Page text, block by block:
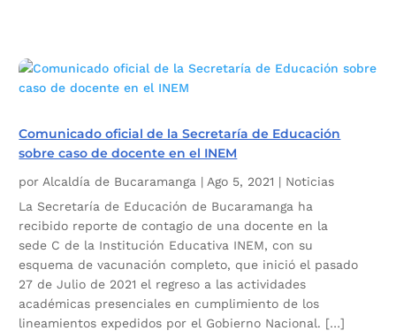
Comunicado oficial de la Secretaría de Educación
sobre caso de docente en el INEM
por Alcaldía de Bucaramanga | Ago 5, 2021 | Noticias
La Secretaría de Educación de Bucaramanga ha
recibido reporte de contagio de una docente en la
sede C de la Institución Educativa INEM, con su
esquema de vacunación completo, que inició el pasado
27 de Julio de 2021 el regreso a las actividades
académicas presenciales en cumplimiento de los
lineamientos expedidos por el Gobierno Nacional. […]